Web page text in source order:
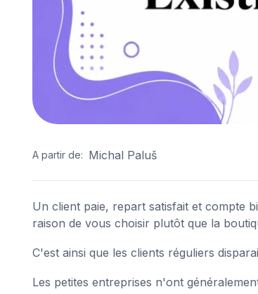
A partir de: Michal Paluš
Un client paie, repart satisfait et compte
raison de vous choisir plutôt que la
C'est ainsi que les clients réguliers
Les petites entreprises n'ont